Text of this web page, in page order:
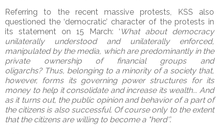
Referring to the recent massive protests, KSS also
questioned the ‘democratic’ character of the protests in
its statement on 15 March: ‘ What about democracy
unilaterally understood and unilaterally enforced,
manipulated by the media, which are predominantly in the
private ownership of financial groups and
oligarchs? Thus, belonging to a minority of a society that,
however, forms its governing power structures for its
money to help it consolidate and increase its wealth... And
as it turns out, the public opinion and behavior of a part of
the citizens is also successful. Of course only to the extent
that the citizens are willing to become a "herd".’